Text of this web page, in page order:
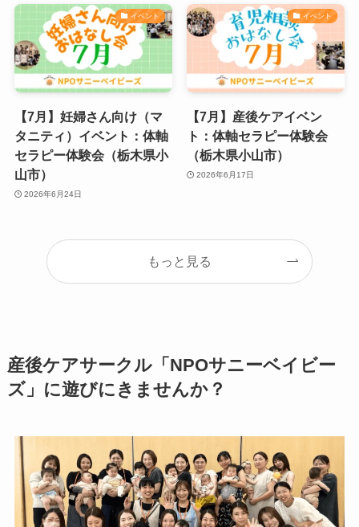
イベント
【7月】妊婦さん向け（マ
タニティ）イベント：体軸
セラピー体験会（栃木県小
山市）
2026年6月24日
イベント
【7月】産後ケアイベン
ト：体軸セラピー体験会
（栃木県小山市）
2026年6月17日
もっと見る
産後ケアサークル「NPOサニーベイビー
ズ」に遊びにきませんか？